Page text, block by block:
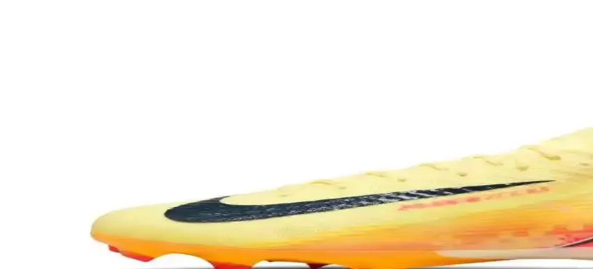
Victor Osimhen’in Galatasaray’da 45 numarayı giymesi, kariyerinde yeni bir başlangıcı ve kişisel tercihini yansıtıyor. Bu numara,
Halı Saha Ayakkabısı ve Krampon Seçimi: Performansı Artıran Doğru Ekipmanlar
Halı saha futbolunda performansı artırmak ve güvenliği sağlamak için doğru ayakkabı ve krampon seçimi büyük önem taşır.
Messi çocuk kramponları: Performansı artıran ve stil sahibi futbol ayakkabıları
Messi çocuk kramponları, şık tasarımı ve üstün performans özellikleriyle küçük futbolcuların favorisi. Hafif, dayanıklı ve konforlu